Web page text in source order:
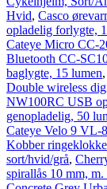
Hvid, Casco
opladelig forlygte,
Cateye Micro CC-
Bluetooth CC-
baglygte, 15 lumen,
Double wireless
NW100RC USB
genopladelig, 50
Cateye Velo 9 VL-
Kobber ringeklokke
sort/hvid/grå,
spirallås 10 mm, m.